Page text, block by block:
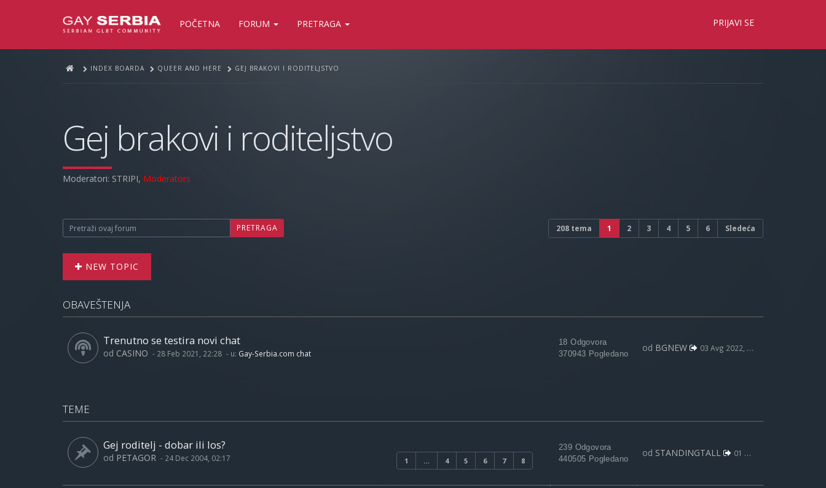
POČETNA FORUM PRETRAGA PRIJAVI SE
INDEX BOARDA QUEER AND HERE GEJ BRAKOVI I RODITELJSTVO
Gej brakovi i roditeljstvo
Moderatori: STRIPI, Moderators
PRETRAGA 208 tema 1 2 3 4 5 6 Sledeća
NEW TOPIC
OBAVEŠTENJA
Trenutno se testira novi chat
od CASINO - 28 Feb 2021, 22:28 - u: Gay-Serbia.com chat
18 Odgovora
370943 Pogledano
od BGNEW 03 Avg 2022, 09:59
TEME
Gej roditelj - dobar ili los?
1 … 4 5 6 7 8
od PETAGOR - 24 Dec 2004, 02:17
239 Odgovora
440505 Pogledano
od STANDINGTALL 01 Maj 2020, 21:01